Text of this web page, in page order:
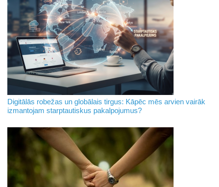
Digitālās robežas un globālais tirgus: Kāpēc mēs arvien vairāk
izmantojam starptautiskus pakalpojumus?